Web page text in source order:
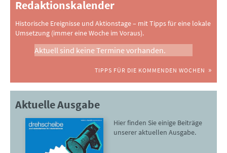
Redaktionskalender
Historische Ereignisse und Aktionstage – mit Tipps für eine lokale
Umsetzung (immer eine Woche im Voraus).
Aktuell sind keine Termine vorhanden.
TIPPS FÜR DIE KOMMENDEN WOCHEN
Aktuelle Ausgabe
Hier finden Sie einige Beiträge
unserer aktuellen Ausgabe.